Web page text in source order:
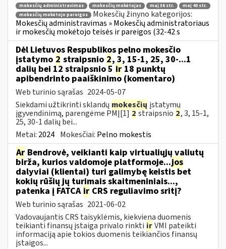
mokesčių administravimas mokesčių mokėtojas maį 36 str.
maį 40 str.
mokesčių mokėtojo pareigos
Mokesčių žinyno kategorijos:
Mokesčių administravimas » Mokesčių administratoriaus
ir mokesčių mokėtojo teisės ir pareigos (32-42 s
Dėl Lietuvos Respublikos pelno mokesčio
įstatymo 2 straipsnio 2, 3, 15-1, 25, 30-...1
dalių bei 12 straipsnio 5 ir 18 punktų
apibendrinto paaiškinimo (komentaro)
Web turinio sąrašas 2024-05-07
Siekdami užtikrinti sklandų mokesčių įstatymų
įgyvendinimą, parengėme PMĮ[1]2straipsnio 2, 3, 15-1,
25, 30-1 dalių bei...
Metai: 2024 Mokesčiai: Pelno mokestis
Ar Bendrovė, veikianti kaip virtualiųjų valiutų
birža, kurios valdomoje platformoje...jos
dalyviai (klientai) turi galimybę keistis bet
kokių rūšių jų turimais skaitmeniniais...,
patenka į FATCA ir CRS reguliavimo sritį?
Web turinio sąrašas 2021-06-02
Vadovaujantis CRS taisyklėmis, kiekviena duomenis
teikianti finansų įstaiga privalo rinkti irVMI pateikti
informaciją apie tokios duomenis teikiančios finansų
įstaigos...